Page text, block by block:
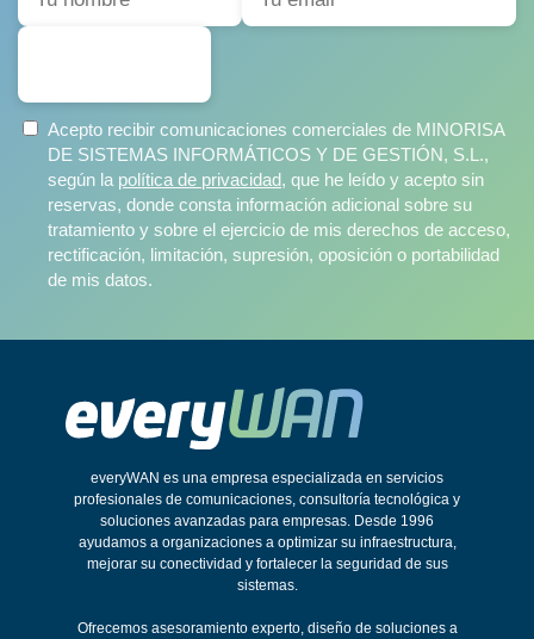
Acepto recibir comunicaciones comerciales de MINORISA
DE SISTEMAS INFORMÁTICOS Y DE GESTIÓN, S.L.,
según la política de privacidad, que he leído y acepto sin
reservas, donde consta información adicional sobre su
tratamiento y sobre el ejercicio de mis derechos de acceso,
rectificación, limitación, supresión, oposición o portabilidad
de mis datos.
everyWAN es una empresa especializada en servicios
profesionales de comunicaciones, consultoría tecnológica y
soluciones avanzadas para empresas. Desde 1996
ayudamos a organizaciones a optimizar su infraestructura,
mejorar su conectividad y fortalecer la seguridad de sus
sistemas.
Ofrecemos asesoramiento experto, diseño de soluciones a